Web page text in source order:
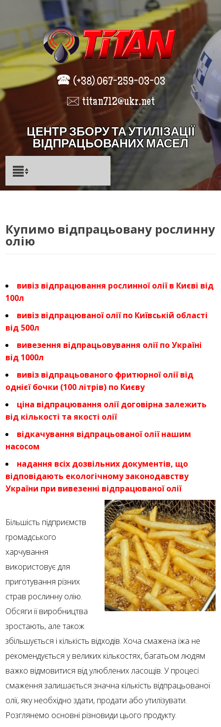
🕿 (+38) 067-259-03-03
🖂 titan712@ukr.net
ЦЕНТР ЗБОРУ ТА УТИЛІЗАЦІЇ
ВІДПРАЦЬОВАНИХ МАСЕЛ
Купимо відпрацьовану рослинну
олію
вивіз відпрацювання рослинної олії в Києві від
100л
вивіз відпрацюваної олії по Київській області
від 500л
вивезення відпрацьовування олії по Україні
від 1000л
вивіз відпрацьованого фритюрної олії від
однієї бочки (100 літрів) по Києву
ціна відпрацювання олії договірна залежить
від кількості та якості олії
відкачування відпрацьованої олії нашим
насосом
надання всіх дозвільних документів, що
відповідають екологічному законодавству
України при вивезенні відпрацюваної олії
Більшість підприємств
громадського
харчування
використовує для
приготування різних
страв рослинну олію.
Обсяги її виробництва
зростають, але також
збільшується і кількість відходів. Хоча смажена їжа не
рекомендується у великих кількостях, багатьом людям
важко відмовитися від улюблених ласощів. У процесі
смаження залишається значна кількість відпрацьованої
олії, яку необхідно здати, продати або утилізувати.
Розглянемо основні різновиди цього продукту.